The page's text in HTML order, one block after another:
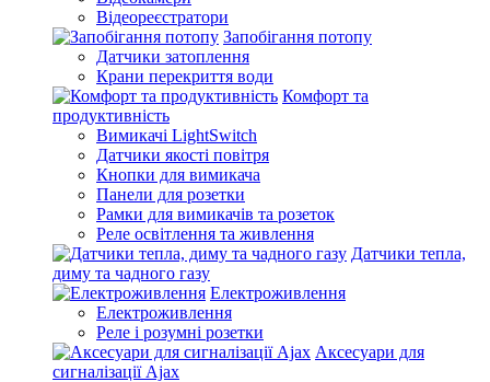
Відеореєстратори
Запобігання потопу
Датчики затоплення
Крани перекриття води
Комфорт та
продуктивність
Вимикачі LightSwitch
Датчики якості повітря
Кнопки для вимикача
Панели для розетки
Рамки для вимикачів та розеток
Реле освітлення та живлення
Датчики тепла,
диму та чадного газу
Електроживлення
Електроживлення
Реле і розумні розетки
Аксесуари для
сигналізації Ajax